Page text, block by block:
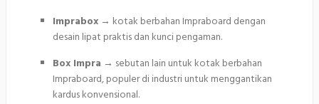
Imprabox→ kotak berbahan Impraboard dengan
desain lipat praktis dan kunci pengaman.
Box Impra → sebutan lain untuk kotak berbahan
Impraboard, populer di industri untuk menggantikan
kardus konvensional.